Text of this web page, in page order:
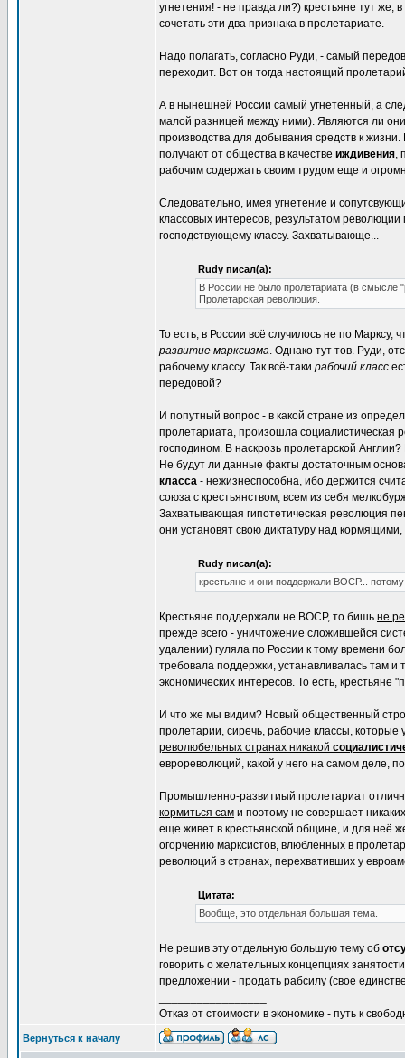
угнетения! - не правда ли?) крестьяне тут же,
сочетать эти два признака в пролетариате.
Надо полагать, согласно Руди, - самый
переходит. Вот он тогда настоящий
А в нынешней России самый угнетенный, а
малой разницей между ними). Являются ли
производства для добывания средств к
получают от общества в качестве иждивения,
рабочим содержать своим трудом еще и
Следовательно, имея угнетение и
классовых интересов, результатом
господствующему классу. Захватывающе...
Rudy писал(а):
В России не было пролетариата (в смысле
Пролетарская революция.
То есть, в России всё случилось не по
развитие марксизма. Однако тут тов. Руди,
рабочему классу. Так всё-таки рабочий класс
передовой?
И попутный вопрос - в какой стране из
пролетариата, произошла социалистическая
господином. В наскрозь пролетарской
Не будут ли данные факты достаточным
класса - нежизнеспособна, ибо держится
союза с крестьянством, всем из себя
Захватывающая гипотетическая революция
они установят свою диктатуру над
Rudy писал(а):
крестьяне и они поддержали ВОСР...
Крестьяне поддержали не ВОСР, то бишь не
прежде всего - уничтожение сложившейся
удалении) гуляла по России к тому времени
требовала поддержки, устанавливалась там и
экономических интересов. То есть,
И что же мы видим? Новый общественный
пролетарии, сиречь, рабочие классы, которые
революбельных странах никакой
еврореволюций, какой у него на самом деле,
Промышленно-развитиый пролетариат
кормиться сам и поэтому не совершает
еще живет в крестьянской общине, и для неё
огорчению марксистов, влюбленных в
революций в странах, перехвативших у
Цитата:
Вообще, это отдельная большая тема.
Не решив эту отдельную большую тему об
говорить о желательных концепциях
предложении - продать рабсилу (свое
Отказ от стоимости в экономике - путь к
Вернуться к началу